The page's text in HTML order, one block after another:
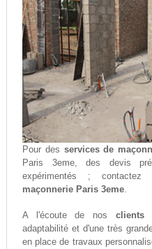
Pour des services de
Paris 3eme, des devis
expérimentés ;
maçonnerie Paris 3eme.
A l'écoute de nos clients
adaptabilité et d'une très
en place de travaux